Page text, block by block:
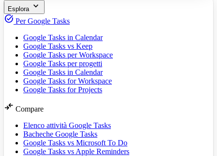
Esplora expand_more
task_alt Per Google Tasks
Google Tasks in Calendar
Google Tasks vs Keep
Google Tasks per Workspace
Google Tasks per progetti
Google Tasks in Calendar
Google Tasks for Workspace
Google Tasks for Projects
compare_arrows Compare
Elenco attività Google Tasks
Bacheche Google Tasks
Google Tasks vs Microsoft To Do
Google Tasks vs Apple Reminders